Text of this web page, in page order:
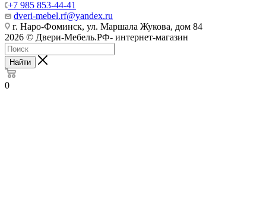
+7 985 853-44-41
dveri-mebel.rf@yandex.ru
г. Наро-Фоминск, ул. Маршала Жукова, дом 84
2026 © Двери-Мебель.РФ- интернет-магазин
Найти
0